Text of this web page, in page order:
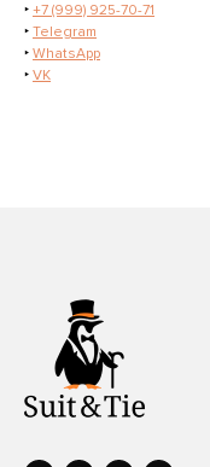
‣ +7 (999) 925-70-71
‣ Telegram
‣ WhatsApp
‣ VK